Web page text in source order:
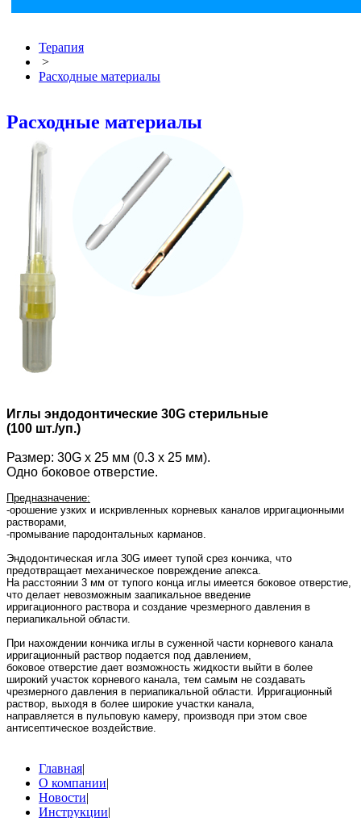
Терапия
>
Расходные материалы
Расходные материалы
Иглы эндодонтические 30G стерильные
(100 шт./уп.)
Размер: 30G x 25 мм (0.3 х 25 мм).
Одно боковое отверстие.
Предназначение:
-орошение узких и искривленных корневых каналов ирригационными
растворами,
-промывание пародонтальных карманов.
Эндодонтическая игла 30G имеет тупой срез кончика, что
предотвращает механическое повреждение апекса.
На расстоянии 3 мм от тупого конца иглы имеется боковое отверстие,
что делает невозможным заапикальное введение
ирригационного раствора и создание чрезмерного давления в
периапикальной области.
При нахождении кончика иглы в суженной части корневого канала
ирригационный раствор подается под давлением,
боковое отверстие дает возможность жидкости выйти в более
широкий участок корневого канала, тем самым не создавать
чрезмерного давления в периапикальной области. Ирригационный
раствор, выходя в более широкие участки канала,
направляется в пульповую камеру, производя при этом свое
антисептическое воздействие.
Главная|
О компании|
Новости|
Инструкции|